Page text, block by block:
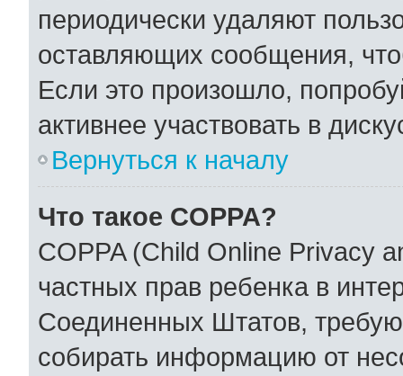
периодически удаляют
оставляющих сообщения,
Если это произошло,
активнее участвовать в
Вернуться к началу
Что такое COPPA?
COPPA (Child Online Privacy
частных прав ребенка в
Соединенных Штатов,
собирать информацию от